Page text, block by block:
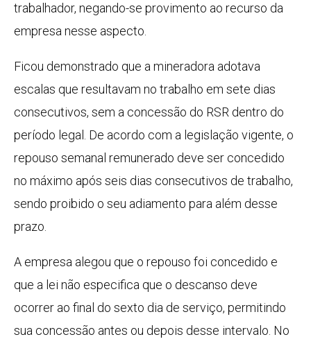
trabalhador, negando-se provimento ao recurso da
empresa nesse aspecto.
Ficou demonstrado que a mineradora adotava
escalas que resultavam no trabalho em sete dias
consecutivos, sem a concessão do RSR dentro do
período legal. De acordo com a legislação vigente, o
repouso semanal remunerado deve ser concedido
no máximo após seis dias consecutivos de trabalho,
sendo proibido o seu adiamento para além desse
prazo.
A empresa alegou que o repouso foi concedido e
que a lei não especifica que o descanso deve
ocorrer ao final do sexto dia de serviço, permitindo
sua concessão antes ou depois desse intervalo. No